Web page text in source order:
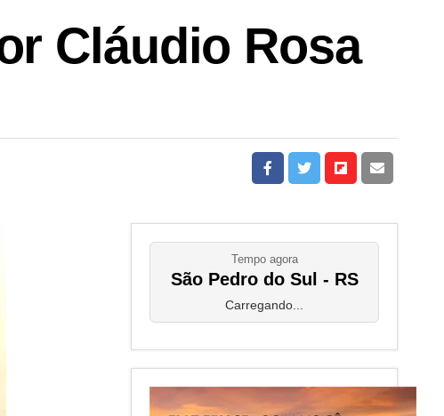
Cláudio Rosa
Tempo agora
São Pedro do Sul - RS
Carregando...